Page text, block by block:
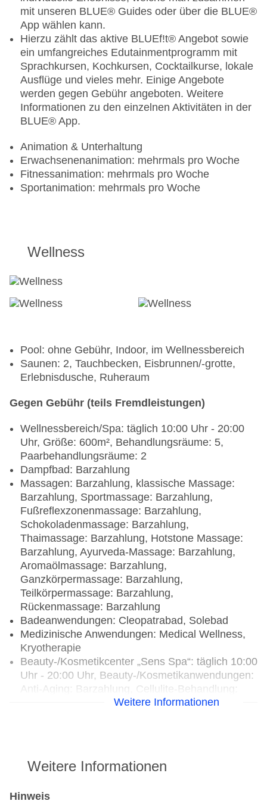
Poolbar Outdoor „White Bar“: ohne Gebühr
Das Restaurant „Culinarium“ ist 1 x pro Aufenthalt
inklusive
mit unseren BLUE® Guides oder über die BLUE®
App wählen kann.
Hierzu zählt das aktive BLUEf!t® Angebot sowie
ein umfangreiches Edutainmentprogramm mit
Sprachkursen, Kochkursen, Cocktailkurse, lokale
Ausflüge und vieles mehr. Einige Angebote
werden gegen Gebühr angeboten. Weitere
Informationen zu den einzelnen Aktivitäten in der
BLUE® App.
Animation & Unterhaltung
Erwachsenenanimation: mehrmals pro Woche
Fitnessanimation: mehrmals pro Woche
Sportanimation: mehrmals pro Woche
Wellness
Pool: ohne Gebühr, Indoor, im Wellnessbereich
Saunen: 2, Tauchbecken, Eisbrunnen/-grotte,
Erlebnisdusche, Ruheraum
Gegen Gebühr (teils Fremdleistungen)
Wellnessbereich/Spa: täglich 10:00 Uhr - 20:00
Uhr, Größe: 600m², Behandlungsräume: 5,
Paarbehandlungsräume: 2
Dampfbad: Barzahlung
Massagen: Barzahlung, klassische Massage:
Barzahlung, Sportmassage: Barzahlung,
Fußreflexzonenmassage: Barzahlung,
Schokoladenmassage: Barzahlung,
Thaimassage: Barzahlung, Hotstone Massage:
Barzahlung, Ayurveda-Massage: Barzahlung,
Aromaölmassage: Barzahlung,
Ganzkörpermassage: Barzahlung,
Teilkörpermassage: Barzahlung,
Rückenmassage: Barzahlung
Badeanwendungen: Cleopatrabad, Solebad
Medizinische Anwendungen: Medical Wellness,
Kryotherapie
Beauty-/Kosmetikcenter „Sens Spa“: täglich 10:00
Uhr - 20:00 Uhr, Beauty-/Kosmetikanwendungen:
Anti-Aging: Barzahlung, Cellulite-Behandlung:
Barzahlung, Peeling: Barzahlung,
Weitere Informationen
Weitere Informationen
Hinweis